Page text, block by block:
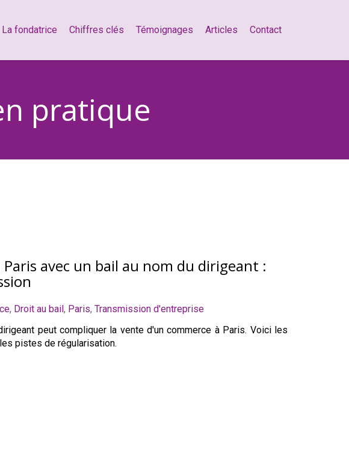
La fondatrice Chiffres clés Témoignages Articles Contact
pratique
avec un bail au nom du dirigeant :
, Droit au bail, Paris, Transmission d'entreprise
peut compliquer la vente d'un commerce à Paris. Voici les
pistes de régularisation.